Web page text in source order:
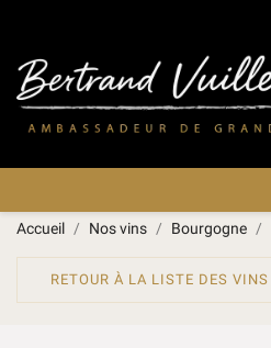
Accueil Nos vins Bourgogne
RETOUR À LA LISTE DES VINS